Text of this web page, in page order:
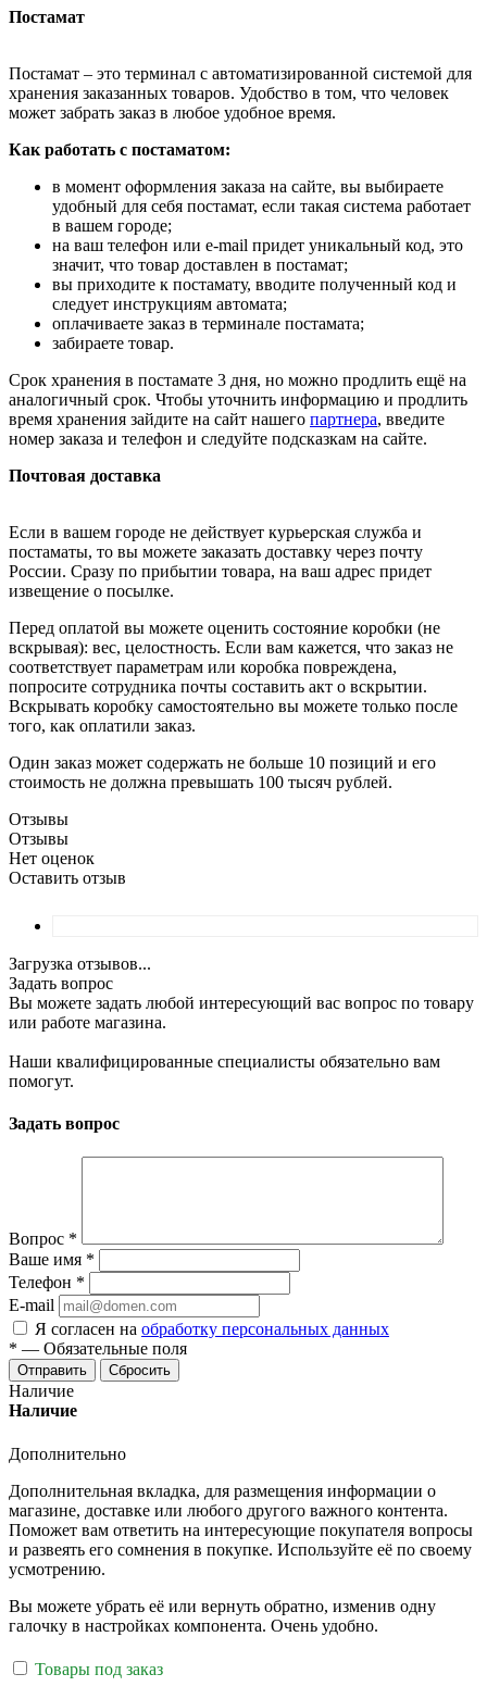
Постамат
Постамат – это терминал с автоматизированной системой для
хранения заказанных товаров. Удобство в том, что человек
может забрать заказ в любое удобное время.
Как работать с постаматом:
в момент оформления заказа на сайте, вы выбираете
удобный для себя постамат, если такая система работает
в вашем городе;
на ваш телефон или e-mail придет уникальный код, это
значит, что товар доставлен в постамат;
вы приходите к постамату, вводите полученный код и
следует инструкциям автомата;
оплачиваете заказ в терминале постамата;
забираете товар.
Срок хранения в постамате 3 дня, но можно продлить ещё на
аналогичный срок. Чтобы уточнить информацию и продлить
время хранения зайдите на сайт нашего партнера, введите
номер заказа и телефон и следуйте подсказкам на сайте.
Почтовая доставка
Если в вашем городе не действует курьерская служба и
постаматы, то вы можете заказать доставку через почту
России. Сразу по прибытии товара, на ваш адрес придет
извещение о посылке.
Перед оплатой вы можете оценить состояние коробки (не
вскрывая): вес, целостность. Если вам кажется, что заказ не
соответствует параметрам или коробка повреждена,
попросите сотрудника почты составить акт о вскрытии.
Вскрывать коробку самостоятельно вы можете только после
того, как оплатили заказ.
Один заказ может содержать не больше 10 позиций и его
стоимость не должна превышать 100 тысяч рублей.
Отзывы
Отзывы
Нет оценок
Оставить отзыв
Загрузка отзывов...
Задать вопрос
Вы можете задать любой интересующий вас вопрос по товару
или работе магазина.
Наши квалифицированные специалисты обязательно вам
помогут.
Задать вопрос
Вопрос *
Ваше имя *
Телефон *
E-mail
Я согласен на обработку персональных данных
* — Обязательные поля
Отправить Сбросить
Наличие
Наличие
Дополнительно
Дополнительная вкладка, для размещения информации о
магазине, доставке или любого другого важного контента.
Поможет вам ответить на интересующие покупателя вопросы
и развеять его сомнения в покупке. Используйте её по своему
усмотрению.
Вы можете убрать её или вернуть обратно, изменив одну
галочку в настройках компонента. Очень удобно.
Товары под заказ